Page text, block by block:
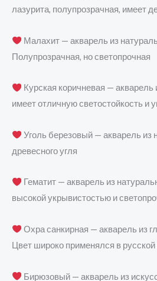
лазурита, полупрозрачная, имеет
Малахит — акварель из
Полупрозрачная, но светопрочная
Курская коричневая — акварель
имеет отличную светостойкость и
Уголь березовый — акварель из
древесного угля
Гематит — акварель из
высокой укрывистостью и
Охра санкирная — акварель из
Цвет широко применялся в русской
Бирюзовый — акварель из